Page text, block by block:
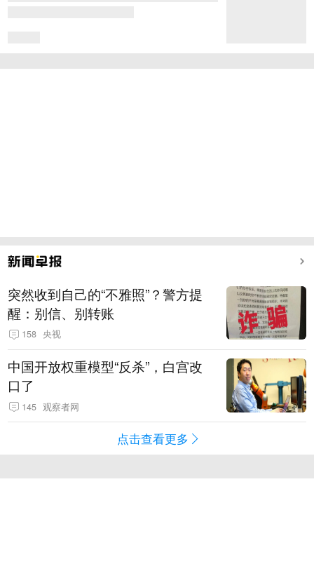
突然收到自己的“不雅照”？警方提
醒：别信、别转账
158 央视
中国开放权重模型“反杀”，白宫改
口了
145 观察者网
点击查看更多